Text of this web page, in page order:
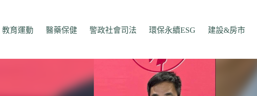
教育運動 醫藥保健 警政社會司法 環保永續ESG 建設&房市